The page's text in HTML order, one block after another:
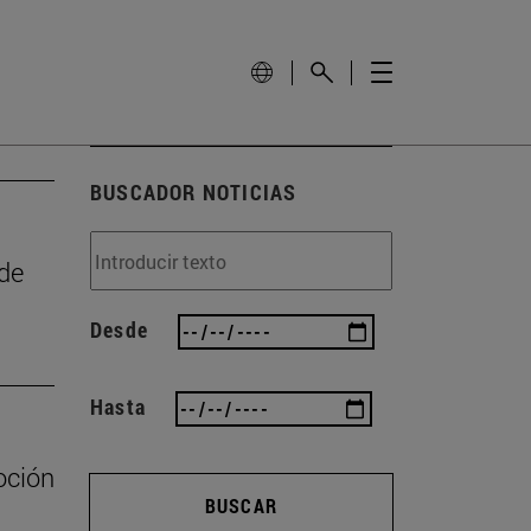
BUSCADOR NOTICIAS
Desde
Hasta
BUSCAR